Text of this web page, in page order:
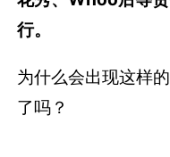
行。
为什么会出现这样
了吗？